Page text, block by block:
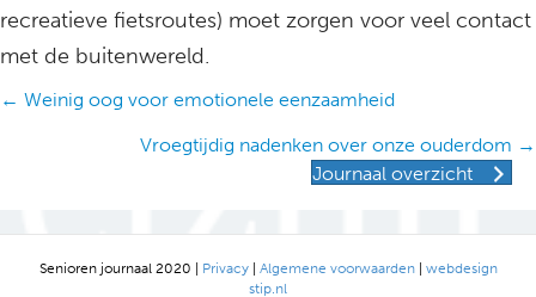
recreatieve fietsroutes) moet zorgen voor veel contact
met de buitenwereld.
Posts
← Weinig oog voor emotionele eenzaamheid
Vroegtijdig nadenken over onze ouderdom →
Journaal overzicht
Senioren journaal 2020 | Privacy| Algemene voorwaarden| webdesign
stip.nl